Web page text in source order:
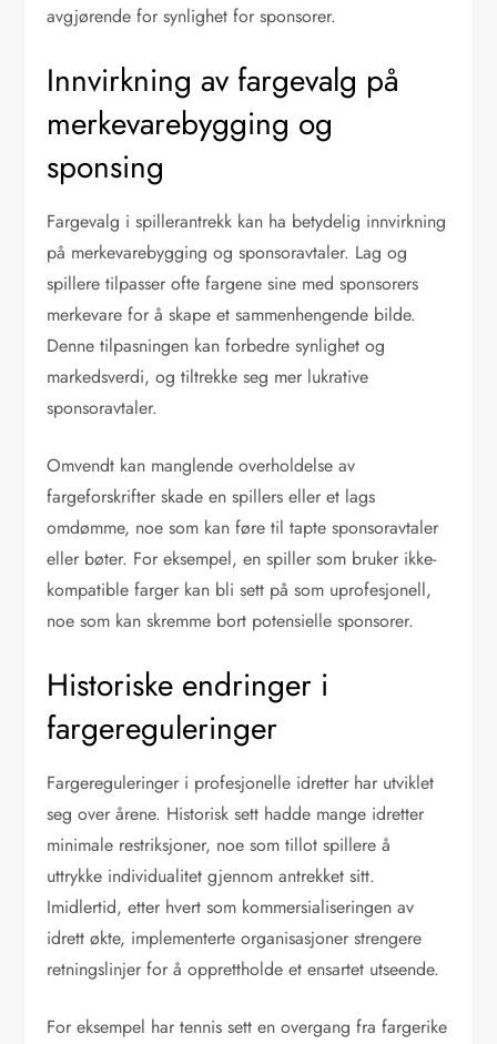
avgjørende for synlighet for sponsorer.
Innvirkning av fargevalg på
merkevarebygging og
sponsing
Fargevalg i spillerantrekk kan ha betydelig innvirkning
på merkevarebygging og sponsoravtaler. Lag og
spillere tilpasser ofte fargene sine med sponsorers
merkevare for å skape et sammenhengende bilde.
Denne tilpasningen kan forbedre synlighet og
markedsverdi, og tiltrekke seg mer lukrative
sponsoravtaler.
Omvendt kan manglende overholdelse av
fargeforskrifter skade en spillers eller et lags
omdømme, noe som kan føre til tapte sponsoravtaler
eller bøter. For eksempel, en spiller som bruker ikke-
kompatible farger kan bli sett på som uprofesjonell,
noe som kan skremme bort potensielle sponsorer.
Historiske endringer i
fargereguleringer
Fargereguleringer i profesjonelle idretter har utviklet
seg over årene. Historisk sett hadde mange idretter
minimale restriksjoner, noe som tillot spillere å
uttrykke individualitet gjennom antrekket sitt.
Imidlertid, etter hvert som kommersialiseringen av
idrett økte, implementerte organisasjoner strengere
retningslinjer for å opprettholde et ensartet utseende.
For eksempel har tennis sett en overgang fra fargerike